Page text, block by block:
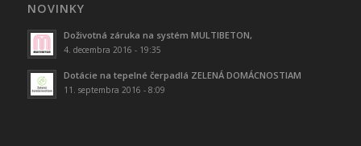
NOVINKY
Doživotná záruka na systém MULTIBETON,
4. decembra 2016 - 19:35
Dotácie na tepelné čerpadlá ZELENÁ DOMÁCNOSTIAM
11. septembra 2016 - 8:09